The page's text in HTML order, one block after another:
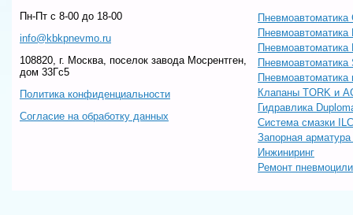
Пн-Пт c 8-00 до 18-00
info@kbkpnevmo.ru
108820, г. Москва, поселок завода Мосрентген,
дом 33Гс5
Политика конфиденциальности
Согласие на обработку данных
Пневмоавтоматика
Пневмоавтоматика
Пневмоавтоматика
Пневмоавтоматика
Клапаны TORK и
Гидравлика
Система смазки ILC
Запорная
Инжиниринг
Ремонт